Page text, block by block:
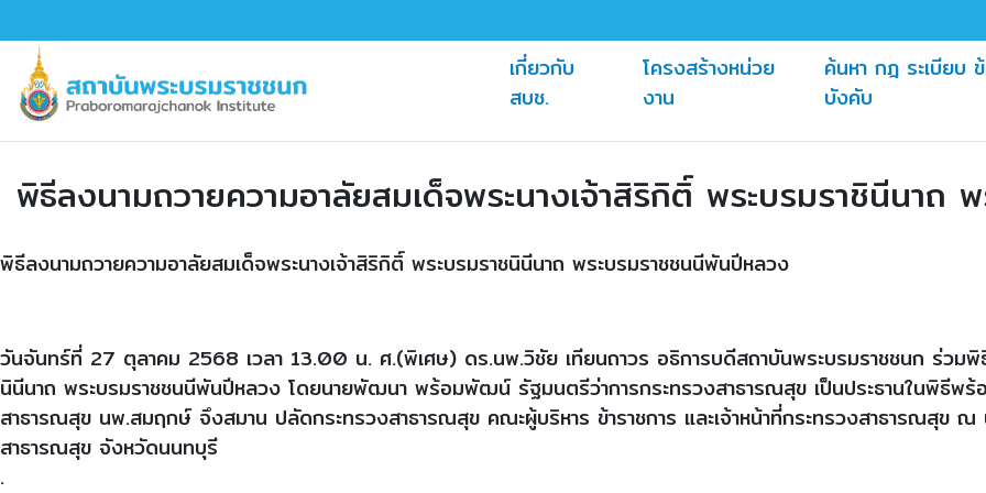
เกี่ยวกับ
สบช.
โครงสร้างหน่วย
งาน
ค้นหา กฎ ระเบียบ
บังคับ(current)
พิธีลงนามถวายความอาลัยสมเด็จพระนางเจ้าสิริกิติ์ พระบรมราชินีนาถ
พิธีลงนามถวายความอาลัยสมเด็จพระนางเจ้าสิริกิติ์ พระบรมราชนินีนาถ พระบรมราชชนนีพันปีหลวง
วันจันทร์ที่ 27 ตุลาคม 2568 เวลา 13.00 น. ศ.(พิเศษ) ดร.นพ.วิชัย เทียนถาวร อธิการบดีสถาบันพระบรมราชชนก ร่วมพิ
นินีนาถ พระบรมราชชนนีพันปีหลวง โดยนายพัฒนา พร้อมพัฒน์ รัฐมนตรีว่าการกระทรวงสาธารณสุข เป็นประธานในพิธีพ
สาธารณสุข นพ.สมฤกษ์ จึงสมาน ปลัดกระทรวงสาธารณสุข คณะผู้บริหาร ข้าราชการ และเจ้าหน้าที่กระทรวงสาธารณสุข
สาธารณสุข จังหวัดนนทบุรี
.